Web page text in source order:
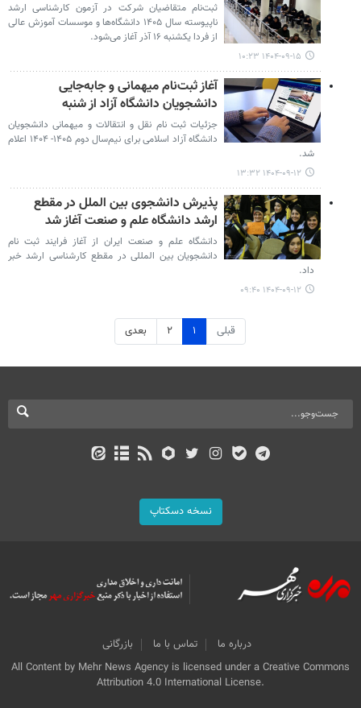
ثبت‌نام متقاضیان شرکت در آزمون کارشناسی ارشد
ناپیوسته سال ۱۴۰۵ دانشگاه‌ها و موسسات آموزش عالی
از فردا یکشنبه ۱۶ آذر آغاز می‌شود.
۱۴۰۴-۰۹-۱۵ ۱۰:۲۳
آغاز ثبت‌نام میهمانی و جابه‌جایی
دانشجویان دانشگاه آزاد از شنبه
جزئیات ثبت نام نقل و انتقالات و میهمانی دانشجویان
دانشگاه آزاد اسلامی برای نیم‌سال دوم ۱۴۰۵- ۱۴۰۴ اعلام
شد.
۱۴۰۴-۰۹-۱۲ ۱۳:۳۲
پذیرش دانشجوی بین الملل در مقطع
ارشد دانشگاه علم و صنعت آغاز شد
دانشگاه علم و صنعت ایران از آغاز فرایند ثبت نام
دانشجویان بین المللی در مقطع کارشناسی ارشد خبر
داد.
۱۴۰۴-۰۹-۱۲ ۰۹:۴۰
قبلی ۱ ۲ بعدی
نسخه دسکتاپ
درباره ما تماس با ما
بازرگانی
All Content by Mehr News Agency is licensed under a Creative Commons
Attribution 4.0 International License.